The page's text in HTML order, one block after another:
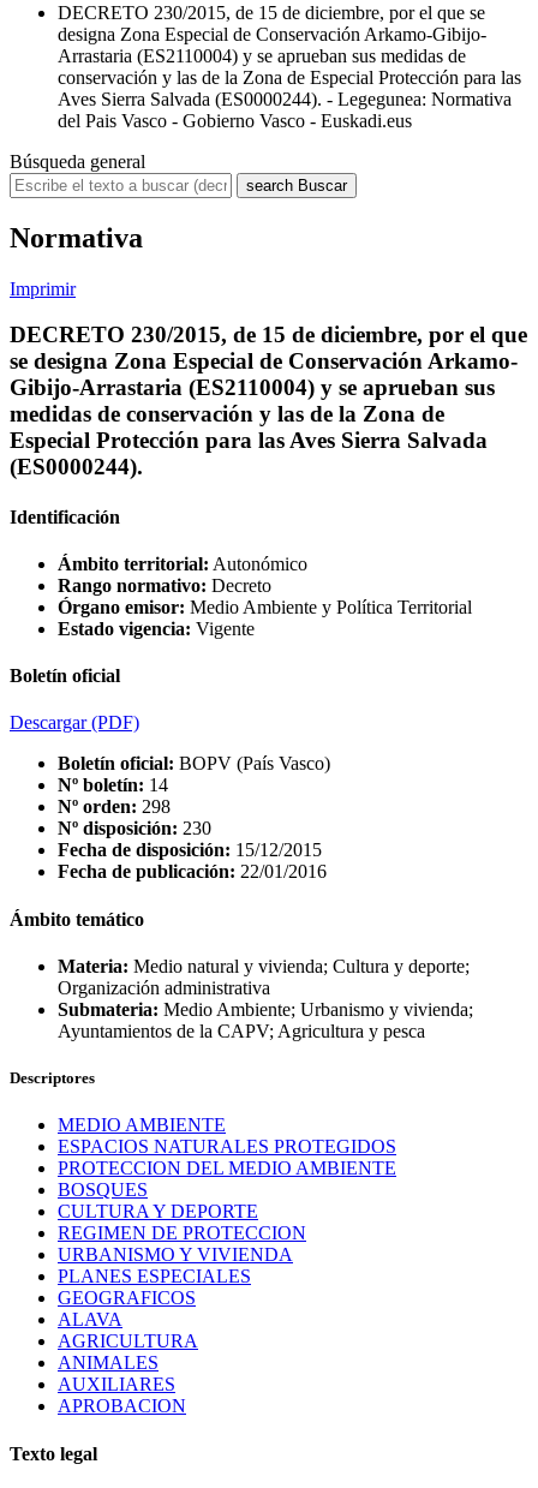
DECRETO 230/2015, de 15 de diciembre, por el que se
designa Zona Especial de Conservación Arkamo-Gibijo-
Arrastaria (ES2110004) y se aprueban sus medidas de
conservación y las de la Zona de Especial Protección para las
Aves Sierra Salvada (ES0000244). - Legegunea: Normativa
del Pais Vasco - Gobierno Vasco - Euskadi.eus
Búsqueda general
search Buscar
Normativa
Imprimir
DECRETO 230/2015, de 15 de diciembre, por el que
se designa Zona Especial de Conservación Arkamo-
Gibijo-Arrastaria (ES2110004) y se aprueban sus
medidas de conservación y las de la Zona de
Especial Protección para las Aves Sierra Salvada
(ES0000244).
Identificación
Ámbito territorial: Autonómico
Rango normativo: Decreto
Órgano emisor: Medio Ambiente y Política Territorial
Estado vigencia: Vigente
Boletín oficial
Descargar(PDF)
Boletín oficial: BOPV (País Vasco)
Nº boletín: 14
Nº orden: 298
Nº disposición: 230
Fecha de disposición: 15/12/2015
Fecha de publicación: 22/01/2016
Ámbito temático
Materia: Medio natural y vivienda; Cultura y deporte;
Organización administrativa
Submateria: Medio Ambiente; Urbanismo y vivienda;
Ayuntamientos de la CAPV; Agricultura y pesca
Descriptores
MEDIO AMBIENTE
ESPACIOS NATURALES PROTEGIDOS
PROTECCION DEL MEDIO AMBIENTE
BOSQUES
CULTURA Y DEPORTE
REGIMEN DE PROTECCION
URBANISMO Y VIVIENDA
PLANES ESPECIALES
GEOGRAFICOS
ALAVA
AGRICULTURA
ANIMALES
AUXILIARES
APROBACION
Texto legal